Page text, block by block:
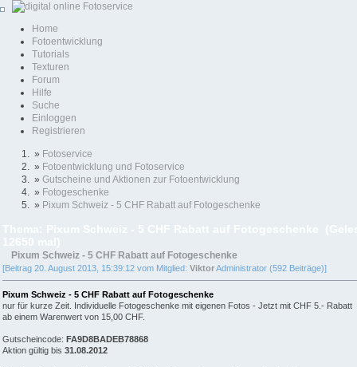
Home
Fotoentwicklung
Tutorials
Texturen
Forum
Hilfe
Suche
Einloggen
Registrieren
» Fotoservice
» Fotoentwicklung und Fotoservice
» Gutscheine und Aktionen zur Fotoentwicklung
» Fotogeschenke
» Pixum Schweiz - 5 CHF Rabatt auf Fotogeschenke
Pixum Schweiz - 5 CHF Rabatt auf Fotogeschenke
[Beitrag 20. August 2013, 15:39:12 vom Mitglied: ViktorAdministrator (592 Beiträge)]
Pixum Schweiz - 5 CHF Rabatt auf Fotogeschenke
nur für kurze Zeit. Individuelle Fotogeschenke mit eigenen Fotos - Jetzt mit CHF 5.- Rabatt
ab einem Warenwert von 15,00 CHF.
Gutscheincode: FA9D8BADEB78868
Aktion gültig bis 31.08.2012